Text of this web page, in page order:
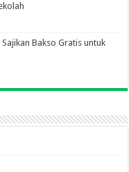
Bakso Gratis untuk